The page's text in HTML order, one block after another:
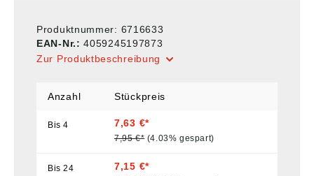
Produktnummer: 6716633
EAN-Nr.:4059245197873
Zur Produktbeschreibung
Anzahl Stückpreis
Bis4 7,63 €*
7,95 €* (4.03% gespart)
Bis24 7,15 €*